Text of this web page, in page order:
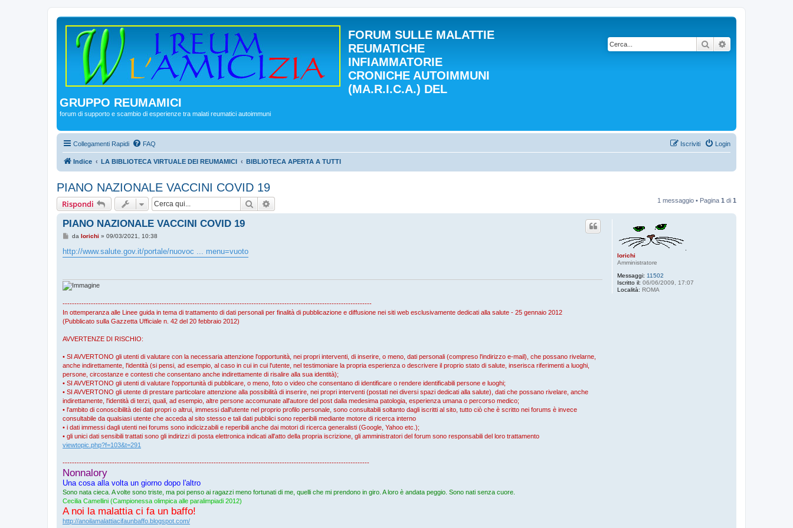
FORUM SULLE MALATTIE
REUMATICHE
INFIAMMATORIE
CRONICHE AUTOIMMUNI
(MA.R.I.C.A.) DEL
GRUPPO REUMAMICI
forum di supporto e scambio di esperienze tra malati reumatici autoimmuni
Cerca
Collegamenti Rapidi FAQ Login
Iscriviti
Indice LA BIBLIOTECA VIRTUALE DEI REUMAMICI BIBLIOTECA APERTA A TUTTI
PIANO NAZIONALE VACCINI COVID 19
Rispondi Cerca 1 messaggio • Pagina 1 di 1
lorichi
Amministratore
Messaggi: 11502
Iscritto il: 06/06/2009, 17:07
Località: ROMA
PIANO NAZIONALE VACCINI COVID 19
M
s
s
i
o
da lorichi » 09/03/2021, 10:38
http://www.salute.gov.it/portale/nuovoc ... menu=vuoto
-----------------------------------------------------------------------------------------------------------------------------------
In ottemperanza alle Linee guida in tema di trattamento di dati personali per finalità di pubblicazione e diffusione nei siti web esclusivamente dedicati alla salute - 25 gennaio 2012
(Pubblicato sulla Gazzetta Ufficiale n. 42 del 20 febbraio 2012)
AVVERTENZE DI RISCHIO:
• SI AVVERTONO gli utenti di valutare con la necessaria attenzione l'opportunità, nei propri interventi, di inserire, o meno, dati personali (compreso l'indirizzo e-mail), che possano rivelarne,
anche indirettamente, l'identità (si pensi, ad esempio, al caso in cui in cui l'utente, nel testimoniare la propria esperienza o descrivere il proprio stato di salute, inserisca riferimenti a luoghi,
persone, circostanze e contesti che consentano anche indirettamente di risalire alla sua identità);
• SI AVVERTONO gli utenti di valutare l'opportunità di pubblicare, o meno, foto o video che consentano di identificare o rendere identificabili persone e luoghi;
• SI AVVERTONO gli utente di prestare particolare attenzione alla possibilità di inserire, nei propri interventi (postati nei diversi spazi dedicati alla salute), dati che possano rivelare, anche
indirettamente, l'identità di terzi, quali, ad esempio, altre persone accomunate all'autore del post dalla medesima patologia, esperienza umana o percorso medico;
• l'ambito di conoscibilità dei dati propri o altrui, immessi dall'utente nel proprio profilo personale, sono consultabili soltanto dagli iscritti al sito, tutto ciò che è scritto nei forums è invece
consultabile da qualsiasi utente che acceda al sito stesso e tali dati pubblici sono reperibili mediante motore di ricerca interno
• i dati immessi dagli utenti nei forums sono indicizzabili e reperibili anche dai motori di ricerca generalisti (Google, Yahoo etc.);
• gli unici dati sensibili trattati sono gli indirizzi di posta elettronica indicati all'atto della propria iscrizione, gli amministratori del forum sono responsabili del loro trattamento
viewtopic.php?f=103&t=291
----------------------------------------------------------------------------------------------------------------------------------
Nonnalory
Una cosa alla volta un giorno dopo l'altro
Sono nata cieca. A volte sono triste, ma poi penso ai ragazzi meno fortunati di me, quelli che mi prendono in giro. A loro è andata peggio. Sono nati senza cuore.
Cecilia Camellini (Campionessa olimpica alle paralimpiadi 2012)
A noi la malattia ci fa un baffo!
http://anoilamalattiacifaunbaffo.blogspot.com/